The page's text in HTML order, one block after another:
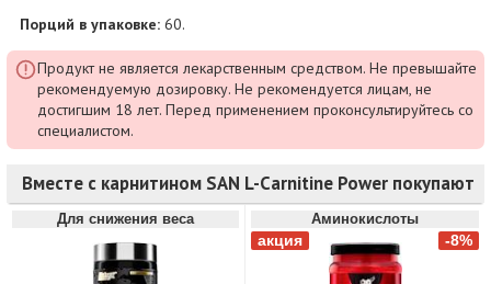
Порций в упаковке: 60.
Продукт не является лекарственным средством. Не превышайте
рекомендуемую дозировку. Не рекомендуется лицам, не
достигшим 18 лет. Перед применением проконсультируйтесь со
специалистом.
Вместе с карнитином SAN L-Carnitine Power покупают
Для снижения веса Аминокислоты